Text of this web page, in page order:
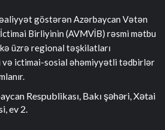
göstərən Azərbaycan Vətən
Birliyinin (AVMVİB) rəsmi mətbu
üzrə regional təşkilatları
və ictimai-sosial əhəmiyyətli tədbirlər
Respublikası, Bakı şəhəri, Xətai
ev 2.